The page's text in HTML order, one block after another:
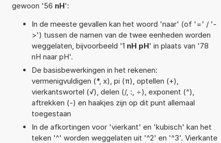
gewoon '56 nH':
In de meeste gevallen kan het woord 'naar' (of '=' / '-
>') tussen de namen van de twee eenheden worden
weggelaten, bijvoorbeeld '1 nH pH' in plaats van '78
nH naar pH'.
De basisbewerkingen in het rekenen:
vermenigvuldigen (*, x), pi (π), optellen (+),
vierkantswortel (√), delen (/, :, ÷), exponent (^),
aftrekken (-) en haakjes zijn op dit punt allemaal
toegestaan
In de afkortingen voor 'vierkant' en 'kubisch' kan het
teken '^' worden weggelaten uit '^2' en '^3'. Vierkante